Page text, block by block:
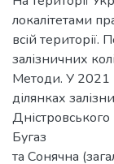
локалітетами
всій території.
залізничних
Методи. У 2021
ділянках
Бугаз
та Сонячна